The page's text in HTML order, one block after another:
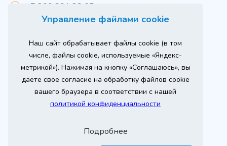
Управление файлами cookie
Наш сайт обрабатывает файлы cookie (в том
числе, файлы cookie, используемые «Яндекс-
метрикой»). Нажимая на кнопку «Соглашаюсь», вы
даете свое согласие на обработку файлов cookie
вашего браузера в соответствии с нашей
политикой конфиденциальности
Подробнее
+7 800 301 33 65
Вся информация на сайте о товарах носит
справочный характер и не является публичной
офертой в соответствии с пунктом 2 статьи 437 ГК РФ.
Для получения подробной информации о наличии и
стоимости указанных товаров и (или) услуг,
пожалуйста, обращайтесь к менеджеру сайта по
телефону
При использовании материалов сайта ссылка
Продвижение сайта
Оставь заявку